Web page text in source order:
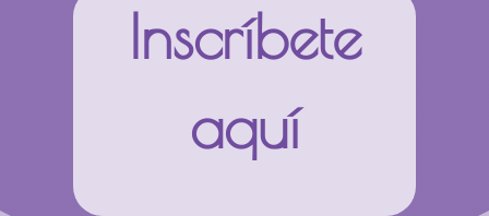
Inscríbete
aquí